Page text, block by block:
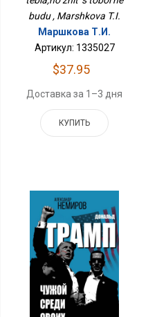
budu , Marshkova T.I.
Маршкова Т.И.
Артикул: 1335027
$37.95
Доставка за 1–3 дня
КУПИТЬ